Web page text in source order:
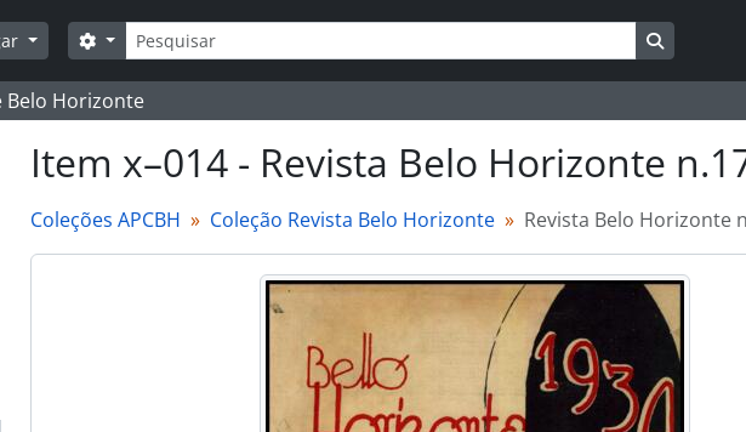
Buscar
Opções de busca
Horizonte
Item x–014 - Revista Belo Horizonte
Coleções APCBH Coleção Revista Belo Horizonte Revista Belo Horizonte